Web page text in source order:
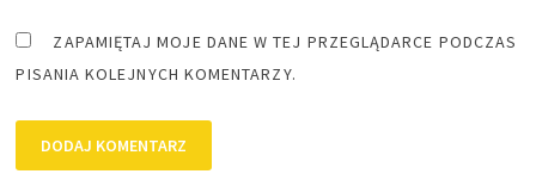
ZAPAMIĘTAJ MOJE DANE W TEJ PRZEGLĄDARCE PODCZAS
PISANIA KOLEJNYCH KOMENTARZY.